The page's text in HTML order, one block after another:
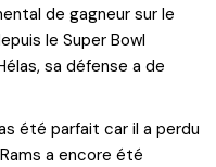
de gagneur sur le
le Super Bowl
sa défense a de
été parfait car il a perdu
a encore été